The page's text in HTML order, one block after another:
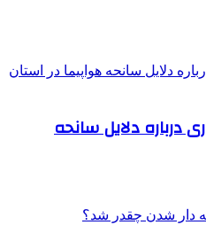
دلایل سانحه